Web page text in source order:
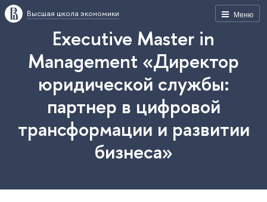
Меню
ысшая школа экономики
Executive Master in
Management «Директор
юридической службы:
партнер в цифровой
трансформации и развитии
изнеса»